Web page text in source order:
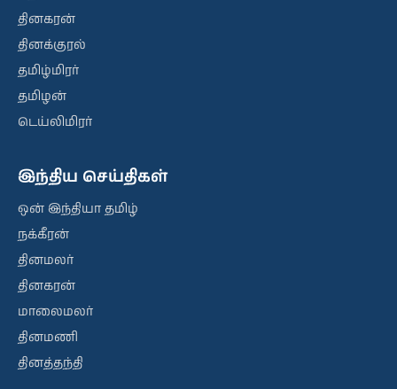
தினகரன்
தினக்குரல்
தமிழ்மிரர்
தமிழன்
டெய்லிமிரர்
இந்திய செய்திகள்
ஒன் இந்தியா தமிழ்
நக்கீரன்
தினமலர்
தினகரன்
மாலைமலர்
தினமணி
தினத்தந்தி